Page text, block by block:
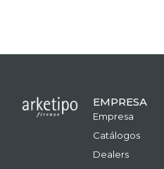
EMPRESA
Empresa
Catálogos
Dealers